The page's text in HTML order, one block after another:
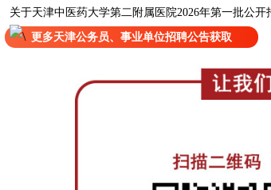
关于天津中医药大学第二附属医院2026年第一批公开
更多天津公务员、事业单位招聘公告获取